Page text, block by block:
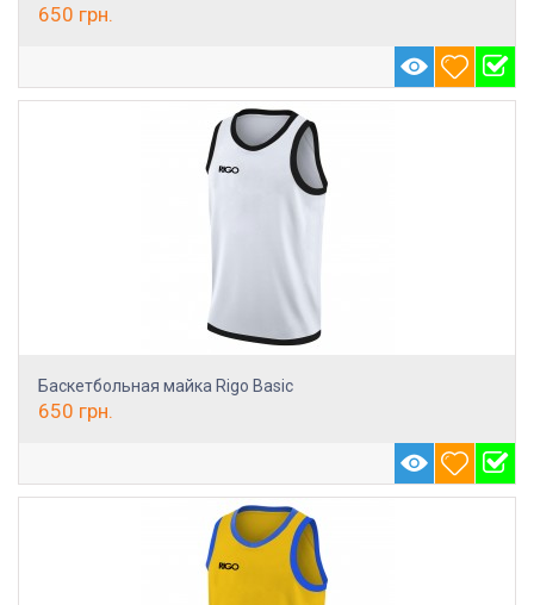
650 грн.
Баскетбольная майка Rigo Basic
650 грн.